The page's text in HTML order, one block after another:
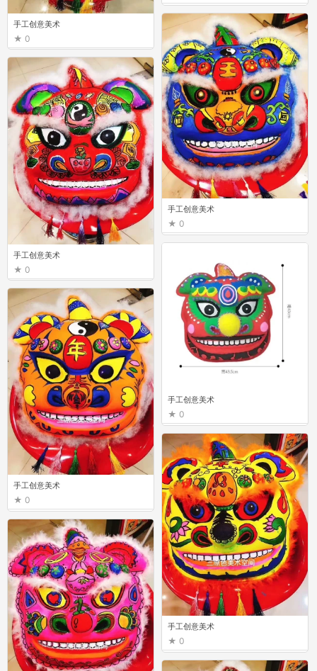
手工创意美术
0
手工创意美术
0
手工创意美术
0
手工创意美术
0
手工创意美术
0
手工创意美术
0